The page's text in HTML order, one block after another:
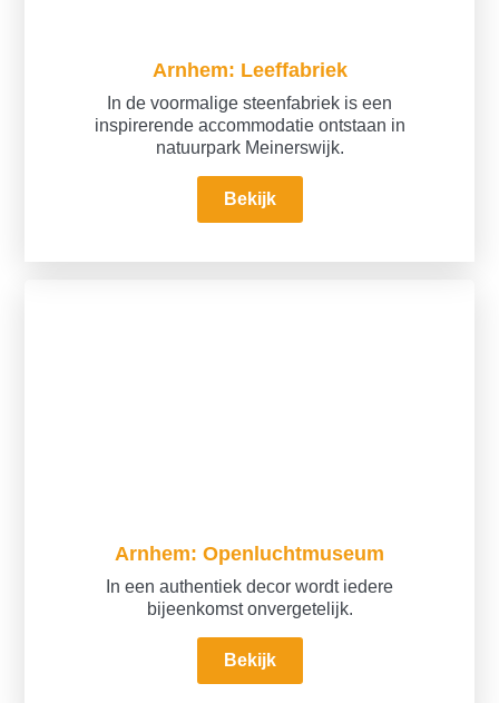
Arnhem: Leeffabriek
In de voormalige steenfabriek is een
inspirerende accommodatie ontstaan in
natuurpark Meinerswijk.
Bekijk
Arnhem: Openluchtmuseum
In een authentiek decor wordt iedere
bijeenkomst onvergetelijk.
Bekijk